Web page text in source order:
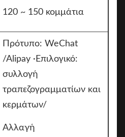
120 ~ 150 κομμάτια
Πρότυπο: WeChat
/Alipay ·Επιλογικό:
συλλογή
τραπεζογραμματίων και
κερμάτων/
Αλλαγή